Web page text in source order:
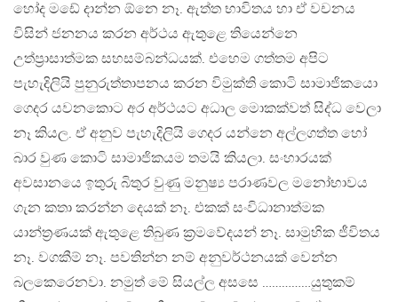
හෝද මඩේ දාන්න ඕනෙ නෑ. ඇත්ත භාවිතය හා ඒ වචනය
විසින් ජනනය කරන අර්ථය ඇතුළෙ තියෙන්නෙ
උත්ප්‍රාසාත්මක සහසම්බන්ධයක්. එහෙම ගත්තම අපිට
පැහැදිලියි පුනුරුත්තාපනය කරන විමුක්ති කොටි සාමාජිකයො
ගෙදර යවනකොට අර අර්ථයට අධාල මොකක්වත් සිද්ධ වෙලා
නෑ කියල. ඒ අනුව පැහැදිලියි ගෙදර යන්නෙ අල්ලගත්ත හෝ
බාර වුණ කොටි සාමාජිකයම තමයි කියලා. සංහාරයක්
අවසානයෙ ඉතුරු බිතුර වුණු මනුෂ්‍ය පරාණවල මනෝභාවය
ගැන කතා කරන්න දෙයක් නෑ. එකක් සංවිධානාත්මක
යාන්ත්‍රණයක් ඇතුළෙ තිබුණ ක්‍රමවේදයන් නෑ. සාමුහික ජීවිතය
නෑ. වගකීම් නෑ. පවතින්න නම් අනුවර්ථනයක් වෙන්න
බලකෙරෙනවා. නමුත් මේ සියල්ල අසසෙ ……………යුතුකම්